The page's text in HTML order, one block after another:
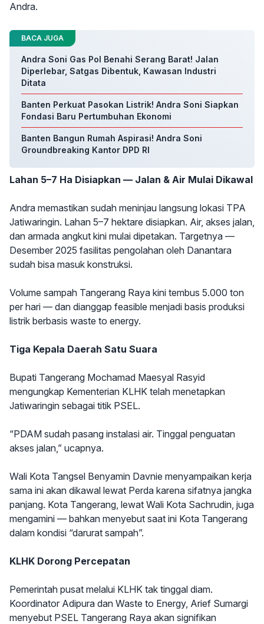
Andra.
BACA JUGA
Andra Soni Gas Pol Benahi Serang Barat! Jalan
Diperlebar, Satgas Dibentuk, Kawasan Industri
Ditata
Banten Perkuat Pasokan Listrik! Andra Soni Siapkan
Fondasi Baru Pertumbuhan Ekonomi
Banten Bangun Rumah Aspirasi! Andra Soni
Groundbreaking Kantor DPD RI
Lahan 5–7 Ha Disiapkan — Jalan & Air Mulai Dikawal
Andra memastikan sudah meninjau langsung lokasi TPA
Jatiwaringin. Lahan 5–7 hektare disiapkan. Air, akses jalan,
dan armada angkut kini mulai dipetakan. Targetnya —
Desember 2025 fasilitas pengolahan oleh Danantara
sudah bisa masuk konstruksi.
Volume sampah Tangerang Raya kini tembus 5.000 ton
per hari — dan dianggap feasible menjadi basis produksi
listrik berbasis waste to energy.
Tiga Kepala Daerah Satu Suara
Bupati Tangerang Mochamad Maesyal Rasyid
mengungkap Kementerian KLHK telah menetapkan
Jatiwaringin sebagai titik PSEL.
“PDAM sudah pasang instalasi air. Tinggal penguatan
akses jalan,” ucapnya.
Wali Kota Tangsel Benyamin Davnie menyampaikan kerja
sama ini akan dikawal lewat Perda karena sifatnya jangka
panjang. Kota Tangerang, lewat Wali Kota Sachrudin, juga
mengamini — bahkan menyebut saat ini Kota Tangerang
dalam kondisi “darurat sampah”.
KLHK Dorong Percepatan
Pemerintah pusat melalui KLHK tak tinggal diam.
Koordinator Adipura dan Waste to Energy, Arief Sumargi
menyebut PSEL Tangerang Raya akan signifikan